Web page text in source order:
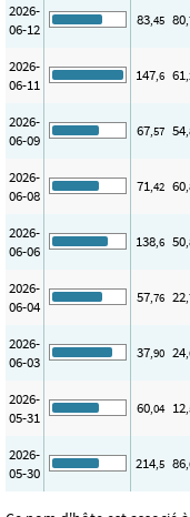
2026-
06-12
83,45 80
2026-
06-11
147,6 61
2026-
06-09
67,57 54
2026-
06-08
71,42 60
2026-
06-06
138,6 50
2026-
06-04
57,76 22
2026-
06-03
37,90 24
2026-
05-31
60,04 12
2026-
05-30
214,5 86